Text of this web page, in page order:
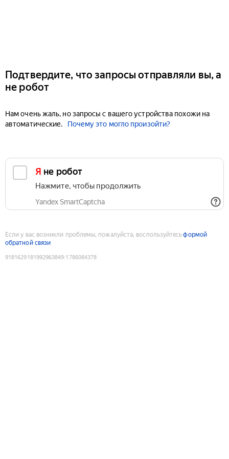
Подтвердите, что запросы отправляли вы, а
не робот
Нам очень жаль, но запросы с вашего устройства похожи на
автоматические.
Почему это могло произойти?
Я не робот
Нажмите, чтобы продолжить
Yandex SmartCaptcha
Если у вас возникли проблемы, пожалуйста, воспользуйтесьформой
обратной связи
9181629181992963849:1786084378